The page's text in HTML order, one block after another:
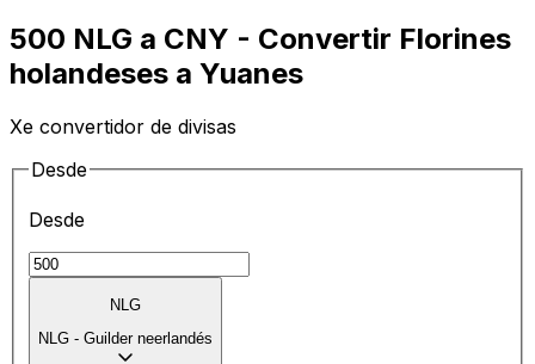
500 NLG a CNY - Convertir Florines
holandeses a Yuanes
Xe convertidor de divisas
Desde
Desde
NLG
NLG - Guilder neerlandés